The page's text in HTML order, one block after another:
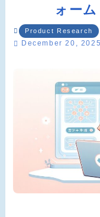
ォーム
Product Research
December 20, 2025